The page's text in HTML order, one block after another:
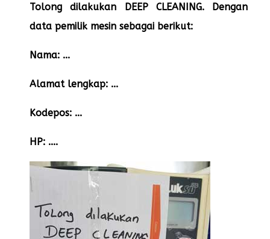
Tolong dilakukan DEEP CLEANING. Dengan
data pemilik mesin sebagai berikut:
Nama: ...
Alamat lengkap: ...
Kodepos: ...
HP: ....